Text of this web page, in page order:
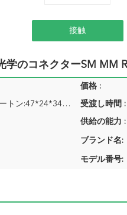
接触
のコネクターSM MM
価格 :
200sets/Nylon袋; カートン:47*24*34CM 受渡し時間 :
供給の能力 :
ブランド名:
モデル番号: